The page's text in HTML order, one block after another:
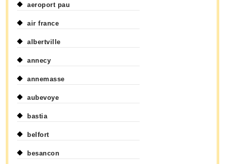
aeroport pau
air france
albertville
annecy
annemasse
aubevoye
bastia
belfort
besancon